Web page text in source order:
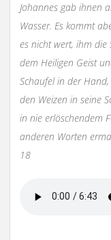
Johannes gab ihnen
Wasser. Es kommt
es nicht wert, ihm die
dem Heiligen Geist
Schaufel in der
den Weizen in seine
in nie erlöschendem
anderen Worten
18